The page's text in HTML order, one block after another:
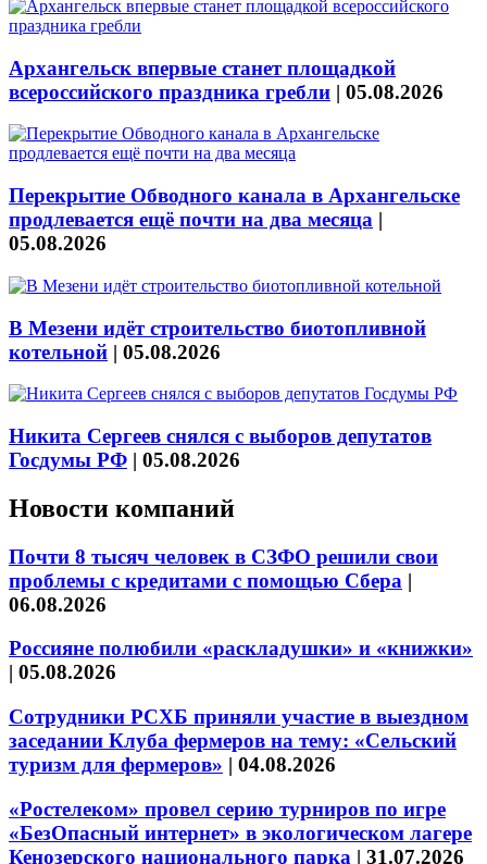
Архангельск впервые станет площадкой
всероссийского праздника гребли | 05.08.2026
Перекрытие Обводного канала в Архангельске
продлевается ещё почти на два месяца |
05.08.2026
В Мезени идёт строительство биотопливной
котельной | 05.08.2026
Никита Сергеев снялся с выборов депутатов
Госдумы РФ | 05.08.2026
Новости компаний
Почти 8 тысяч человек в СЗФО решили свои
проблемы с кредитами с помощью Сбера |
06.08.2026
Россияне полюбили «раскладушки» и «книжки»
| 05.08.2026
Сотрудники РСХБ приняли участие в выездном
заседании Клуба фермеров на тему: «Сельский
туризм для фермеров» | 04.08.2026
«Ростелеком» провел серию турниров по игре
«БезОпасный интернет» в экологическом лагере
Кенозерского национального парка | 31.07.2026